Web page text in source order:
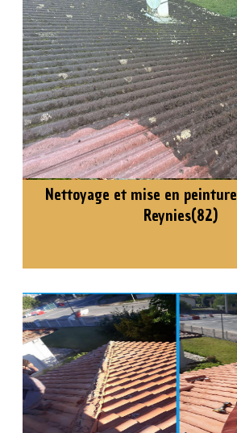
Nettoyage et mise en
Reynies(82)